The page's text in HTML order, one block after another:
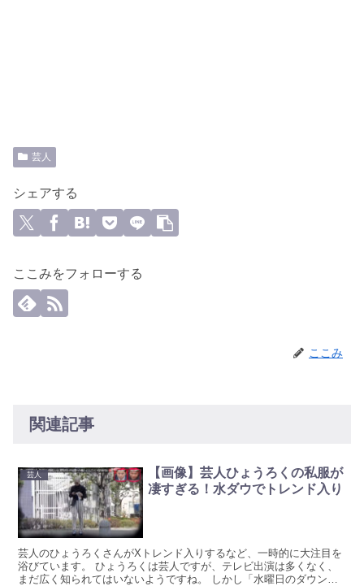
芸人
シェアする
ここみをフォローする
ここみ
関連記事
芸人
【画像】芸人ひょうろくの私服が
凄すぎる！水ダウでトレンド入り
芸人のひょうろくさんがXトレンド入りするなど、一時的に大注目を
浴びています。 ひょうろくは芸人ですが、テレビ出演は多くなく、
まだ広く知られてはいないようですね。 しかし「水曜日のダウンタ